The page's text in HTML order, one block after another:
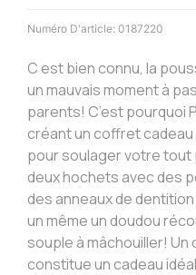
Numéro D'article: 0187220
C est bien connu, la
un mauvais moment à
parents! C’est pourquoi
créant un coffret
pour soulager votre
deux hochets avec des
des anneaux de
un même un doudou
souple à mâchouiller!
constitue un cadeau